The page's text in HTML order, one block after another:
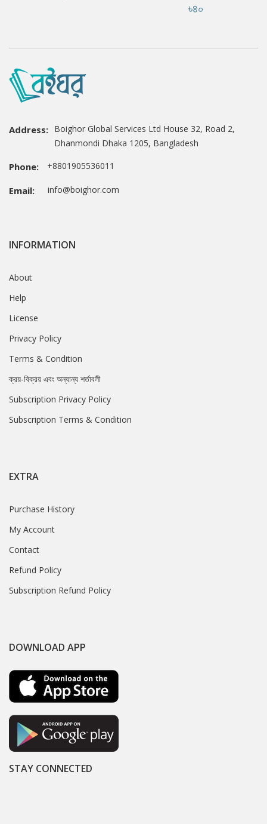
৳৪০
Address: Boighor Global Services Ltd House 32, Road 2,
Dhanmondi Dhaka 1205, Bangladesh
Phone: +8801905536011
Email: info@boighor.com
INFORMATION
About
Help
License
Privacy Policy
Terms & Condition
ক্রয়-বিক্রয় এবং অন্যান্য শর্তাবলী
Subscription Privacy Policy
Subscription Terms & Condition
EXTRA
Purchase History
My Account
Contact
Refund Policy
Subscription Refund Policy
DOWNLOAD APP
STAY CONNECTED